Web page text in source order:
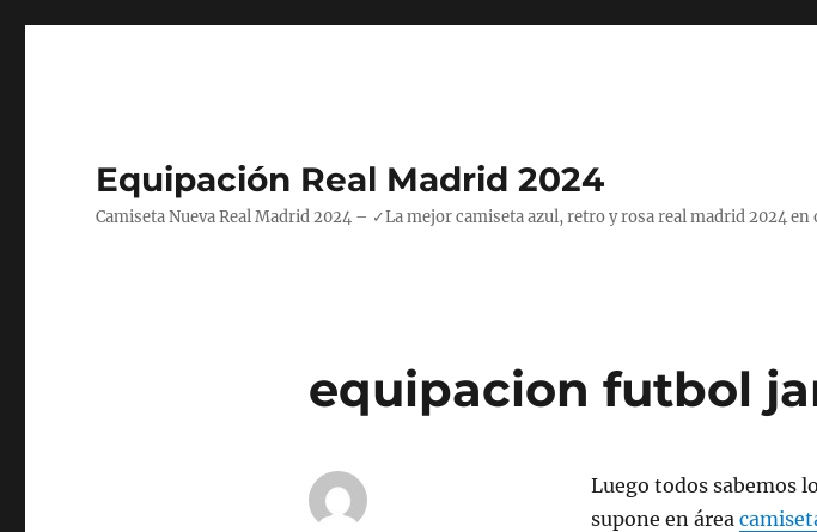
Equipación Real Madrid 2024
Camiseta Nueva Real Madrid 2024 – ✓La mejor camiseta azul, retro y rosa real madrid 2024
equipacion futbol
Luego todos sabemos
supone en área